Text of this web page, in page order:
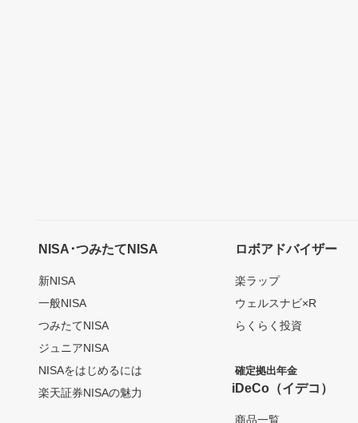
NISA･つみたてNISA
新NISA
一般NISA
つみたてNISA
ジュニアNISA
NISAをはじめるには
楽天証券NISAの魅力
ロボアドバイザー
楽ラップ
ウェルスナビ×R
らくらく投資
確定拠出年金
iDeCo（イデコ）
商品一覧